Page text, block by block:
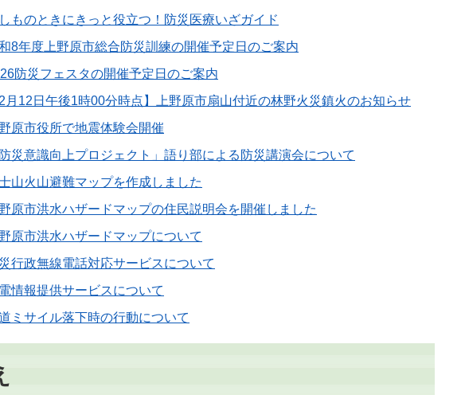
ものときにきっと役立つ！防災医療いざガイド
8年度上野原市総合防災訓練の開催予定日のご案内
防災フェスタの開催予定日のご案内
2月12日午後1時00分時点】上野原市扇山付近の林野火災鎮火のお知らせ
野原市役所で地震体験会開催
防災意識向上プロジェクト」語り部による防災講演会について
山火山避難マップを作成しました
野原市洪水ハザードマップの住民説明会を開催しました
野原市洪水ハザードマップについて
行政無線電話対応サービスについて
情報提供サービスについて
ミサイル落下時の行動について